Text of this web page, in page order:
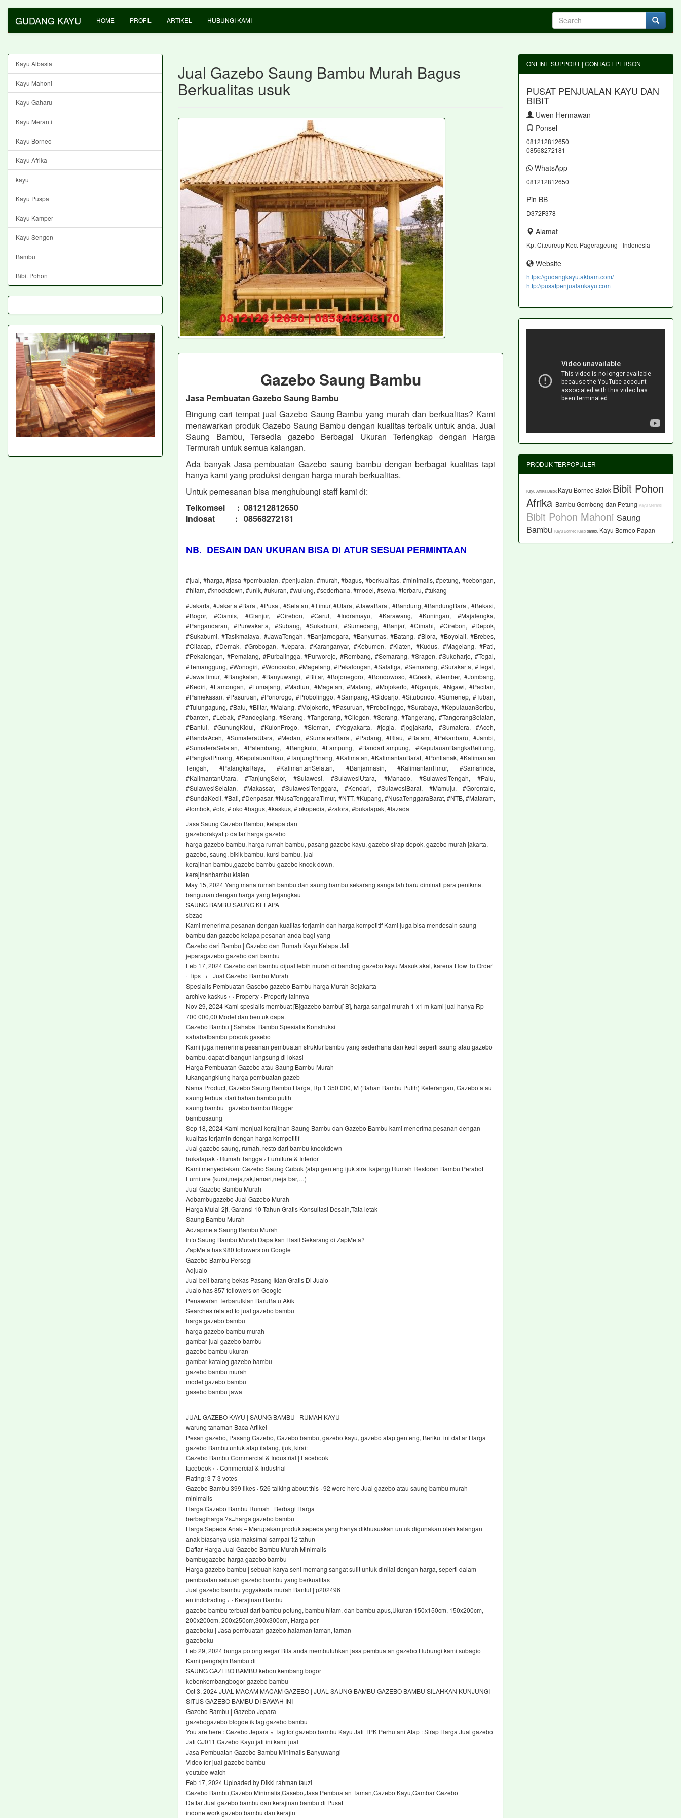
GUDANG KAYU HOME PROFIL ARTIKEL HUBUNGI KAMI
Jual Gazebo Saung Bambu Murah Bagus
Berkualitas usuk
Gazebo Saung Bambu
Jasa Pembuatan Gazebo Saung Bambu
Bingung cari tempat jual Gazebo Saung Bambu yang murah dan berkualitas? Kami
menawarkan produk Gazebo Saung Bambu dengan kualitas terbaik untuk anda. Jual
Saung Bambu, Tersedia gazebo Berbagai Ukuran Terlengkap dengan Harga
Termurah untuk semua kalangan.
Ada banyak Jasa pembuatan Gazebo saung bambu dengan berbagai kualitas tapi
hanya kami yang produksi dengan harga murah berkualitas.
Untuk pemesanan bisa menghubungi staff kami di:
Telkomsel : 081212812650
Indosat : 08568272181
NB. DESAIN DAN UKURAN BISA DI ATUR SESUAI PERMINTAAN
#jual, #harga, #jasa #pembuatan, #penjualan, #murah, #bagus, #berkualitas, #minimalis, #petung, #cebongan,
#hitam, #knockdown, #unik, #ukuran, #wulung, #sederhana, #model, #sewa, #terbaru, #tukang
#Jakarta, #Jakarta #Barat, #Pusat, #Selatan, #Timur, #Utara, #JawaBarat, #Bandung, #BandungBarat, #Bekasi,
#Bogor, #Ciamis, #Cianjur, #Cirebon, #Garut, #Indramayu, #Karawang, #Kuningan, #Majalengka,
#Pangandaran, #Purwakarta, #Subang, #Sukabumi, #Sumedang, #Banjar, #Cimahi, #Cirebon, #Depok,
#Sukabumi, #Tasikmalaya, #JawaTengah, #Banjarnegara, #Banyumas, #Batang, #Blora, #Boyolali, #Brebes,
#Cilacap, #Demak, #Grobogan, #Jepara, #Karanganyar, #Kebumen, #Klaten, #Kudus, #Magelang, #Pati,
#Pekalongan, #Pemalang, #Purbalingga, #Purworejo, #Rembang, #Semarang, #Sragen, #Sukoharjo, #Tegal,
#Temanggung, #Wonogiri, #Wonosobo, #Magelang, #Pekalongan, #Salatiga, #Semarang, #Surakarta, #Tegal,
#JawaTimur, #Bangkalan, #Banyuwangi, #Blitar, #Bojonegoro, #Bondowoso, #Gresik, #Jember, #Jombang,
#Kediri, #Lamongan, #Lumajang, #Madiun, #Magetan, #Malang, #Mojokerto, #Nganjuk, #Ngawi, #Pacitan,
#Pamekasan, #Pasuruan, #Ponorogo, #Probolinggo, #Sampang, #Sidoarjo, #Situbondo, #Sumenep, #Tuban,
#Tulungagung, #Batu, #Blitar, #Malang, #Mojokerto, #Pasuruan, #Probolinggo, #Surabaya, #KepulauanSeribu,
#banten, #Lebak, #Pandeglang, #Serang, #Tangerang, #Cilegon, #Serang, #Tangerang, #TangerangSelatan,
#Bantul, #GunungKidul, #KulonProgo, #Sleman, #Yogyakarta, #jogja, #jogjakarta, #Sumatera, #Aceh,
#BandaAceh, #SumateraUtara, #Medan, #SumateraBarat, #Padang, #Riau, #Batam, #Pekanbaru, #Jambi,
#SumateraSelatan, #Palembang, #Bengkulu, #Lampung, #BandarLampung, #KepulauanBangkaBelitung,
#PangkalPinang, #KepulauanRiau, #TanjungPinang, #Kalimatan, #KalimantanBarat, #Pontianak, #Kalimantan
Tengah, #PalangkaRaya, #KalimantanSelatan, #Banjarmasin, #KalimantanTimur, #Samarinda,
#KalimantanUtara, #TanjungSelor, #Sulawesi, #SulawesiUtara, #Manado, #SulawesiTengah, #Palu,
#SulawesiSelatan, #Makassar, #SulawesiTenggara, #Kendari, #SulawesiBarat, #Mamuju, #Gorontalo,
#SundaKecil, #Bali, #Denpasar, #NusaTenggaraTimur, #NTT, #Kupang, #NusaTenggaraBarat, #NTB, #Mataram,
#lombok, #olx, #toko #bagus, #kaskus, #tokopedia, #zalora, #bukalapak, #lazada
Jasa Saung Gazebo Bambu, kelapa dan
gazeborakyat p daftar harga gazebo
harga gazebo bambu, harga rumah bambu, pasang gazebo kayu, gazebo sirap depok, gazebo murah jakarta,
gazebo, saung, bikik bambu, kursi bambu, jual
kerajinan bambu,gazebo bambu gazebo kncok down,
kerajinanbambu klaten
May 15, 2024 Yang mana rumah bambu dan saung bambu sekarang sangatlah baru diminati para penikmat
bangunan dengan harga yang terjangkau
SAUNG BAMBU|SAUNG KELAPA
sbzac
Kami menerima pesanan dengan kualitas terjamin dan harga kompetitif Kami juga bisa mendesain saung
bambu dan gazebo kelapa pesanan anda bagi yang
Gazebo dari Bambu | Gazebo dan Rumah Kayu Kelapa Jati
jeparagazebo gazebo dari bambu
Feb 17, 2024 Gazebo dari bambu dijual lebih murah di banding gazebo kayu Masuk akal, karena How To Order
· Tips · ← Jual Gazebo Bambu Murah
Spesialis Pembuatan Gasebo gazebo Bambu harga Murah Sejakarta
archive kaskus › › Property › Property lainnya
Nov 29, 2024 Kami spesialis membuat [B]gazebo bambu[ B], harga sangat murah 1 x1 m kami jual hanya Rp
700 000,00 Model dan bentuk dapat
Gazebo Bambu | Sahabat Bambu Spesialis Konstruksi
sahabatbambu produk gasebo
Kami juga menerima pesanan pembuatan struktur bambu yang sederhana dan kecil seperti saung atau gazebo
bambu, dapat dibangun langsung di lokasi
Harga Pembuatan Gazebo atau Saung Bambu Murah
tukangangklung harga pembuatan gazeb
Nama Product, Gazebo Saung Bambu Harga, Rp 1 350 000, M (Bahan Bambu Putih) Keterangan, Gazebo atau
saung terbuat dari bahan bambu putih
saung bambu | gazebo bambu Blogger
bambusaung
Sep 18, 2024 Kami menjual kerajinan Saung Bambu dan Gazebo Bambu kami menerima pesanan dengan
kualitas terjamin dengan harga kompetitif
Jual gazebo saung, rumah, resto dari bambu knockdown
bukalapak › Rumah Tangga › Furniture & Interior
Kami menyediakan: Gazebo Saung Gubuk (atap genteng ijuk sirat kajang) Rumah Restoran Bambu Perabot
Furniture (kursi,meja,rak,lemari,meja bar,…)
Jual Gazebo Bambu Murah‎
Adbambugazebo Jual Gazebo Murah‎
Harga Mulai 2jt, Garansi 10 Tahun Gratis Konsultasi Desain,Tata letak
Saung Bambu Murah‎
Adzapmeta Saung Bambu Murah‎
Info Saung Bambu Murah Dapatkan Hasil Sekarang di ZapMeta?
ZapMeta has 980 followers on Google
Gazebo Bambu Persegi‎
Adjualo ‎
Jual beli barang bekas Pasang Iklan Gratis Di Jualo
Jualo has 857 followers on Google
Penawaran TerbaruIklan BaruBatu Akik
Searches related to jual gazebo bambu
harga gazebo bambu
harga gazebo bambu murah
gambar jual gazebo bambu
gazebo bambu ukuran
gambar katalog gazebo bambu
gazebo bambu murah
model gazebo bambu
gasebo bambu jawa
JUAL GAZEBO KAYU | SAUNG BAMBU | RUMAH KAYU
warung tanaman Baca Artikel
Pesan gazebo, Pasang Gazebo, Gazebo bambu, gazebo kayu, gazebo atap genteng, Berikut ini daftar Harga
gazebo Bambu untuk atap ilalang, ijuk, kirai:
Gazebo Bambu Commercial & Industrial | Facebook
facebook › › Commercial & Industrial
Rating: 3 7 ‎3 votes
Gazebo Bambu 399 likes · 526 talking about this · 92 were here Jual gazebo atau saung bambu murah
minimalis
Harga Gazebo Bambu Rumah | Berbagi Harga
berbagiharga ?s=harga gazebo bambu
Harga Sepeda Anak – Merupakan produk sepeda yang hanya dikhususkan untuk digunakan oleh kalangan
anak biasanya usia maksimal sampai 12 tahun
Daftar Harga Jual Gazebo Bambu Murah Minimalis
bambugazebo harga gazebo bambu
Harga gazebo bambu | sebuah karya seni memang sangat sulit untuk dinilai dengan harga, seperti dalam
pembuatan sebuah gazebo bambu yang berkualitas
Jual gazebo bambu yogyakarta murah Bantul | p202496
en indotrading › › Kerajinan Bambu
gazebo bambu terbuat dari bambu petung, bambu hitam, dan bambu apus,Ukuran 150x150cm, 150x200cm,
200x200cm, 200x250cm,300x300cm, Harga per
gazeboku | Jasa pembuatan gazebo,halaman taman, taman
gazeboku
Feb 29, 2024 bunga potong segar Bila anda membutuhkan jasa pembuatan gazebo Hubungi kami subagio
Kami pengrajin Bambu di
SAUNG GAZEBO BAMBU kebon kembang bogor
kebonkembangbogor gazebo bambu
Oct 3, 2024 JUAL MACAM MACAM GAZEBO | JUAL SAUNG BAMBU GAZEBO BAMBU SILAHKAN KUNJUNGI
SITUS GAZEBO BAMBU DI BAWAH INI
Gazebo Bambu | Gazebo Jepara
gazebogazebo blogdetik tag gazebo bambu
You are here : Gazebo Jepara » Tag for gazebo bambu Kayu Jati TPK Perhutani Atap : Sirap Harga Jual gazebo
Jati GJ011 Gazebo Kayu jati ini kami jual
Jasa Pembuatan Gazebo Bambu Minimalis Banyuwangi
Video for jual gazebo bambu
youtube watch
Feb 17, 2024 Uploaded by Dikki rahman fauzi
Gazebo Bambu,Gazebo Minimalis,Gasebo,Jasa Pembuatan Taman,Gazebo Kayu,Gambar Gazebo
Daftar Jual gazebo bambu dan kerajinan bambu di Pusat
indonetwork gazebo bambu dan kerajin
Kayu Albasia
Kayu Mahoni
Kayu Gaharu
Kayu Meranti
Kayu Borneo
Kayu Afrika
kayu
Kayu Puspa
Kayu Kamper
Kayu Sengon
Bambu
Bibit Pohon
ONLINE SUPPORT | CONTACT PERSON
PUSAT PENJUALAN KAYU DAN
BIBIT
Uwen Hermawan
Ponsel
081212812650
08568272181
WhatsApp
081212812650
Pin BB
D372F378
Alamat
Kp. Citeureup Kec. Pagerageung - Indonesia
Website
https://gudangkayu.akbam.com/
http://pusatpenjualankayu.com
PRODUK TERPOPULER
Kayu Afrika Balok Kayu Borneo Balok Bibit Pohon
Afrika Bambu Gombong dan Petung Kayu Meranti
Bibit Pohon Mahoni Saung
Bambu Kayu Borneo Kasobambu Kayu Borneo Papan